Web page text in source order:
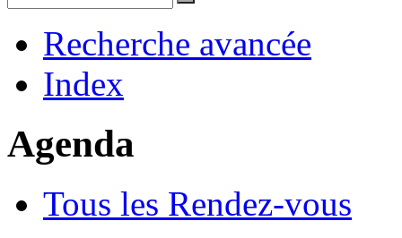
Recherche avancée
Index
Agenda
Tous les Rendez-vous